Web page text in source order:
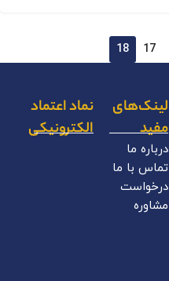
17
18
لینک‌های
مفید
درباره ما
تماس با ما
درخواست
مشاوره
نماد اعتماد
الکترونیکی